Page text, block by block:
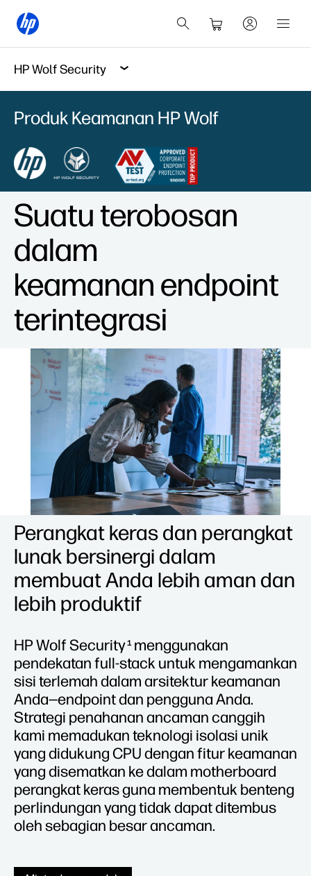
HP Wolf Security
Produk Keamanan HP Wolf
Suatu terobosan
dalam
keamanan endpoint
terintegrasi
Perangkat keras dan perangkat
lunak bersinergi dalam
membuat Anda lebih aman dan
lebih produktif
HP Wolf Security1menggunakan
pendekatan full-stack untuk mengamankan
sisi terlemah dalam arsitektur keamanan
Anda—endpoint dan pengguna Anda.
Strategi penahanan ancaman canggih
kami memadukan teknologi isolasi unik
yang didukung CPU dengan fitur keamanan
yang disematkan ke dalam motherboard
perangkat keras guna membentuk benteng
perlindungan yang tidak dapat ditembus
oleh sebagian besar ancaman.